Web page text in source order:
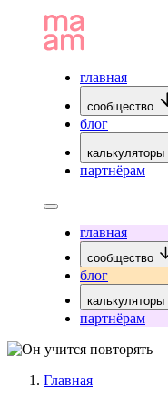
главная
сообщество
блог
калькуляторы
партнёрам
главная
сообщество
блог
калькуляторы
партнёрам
Главная